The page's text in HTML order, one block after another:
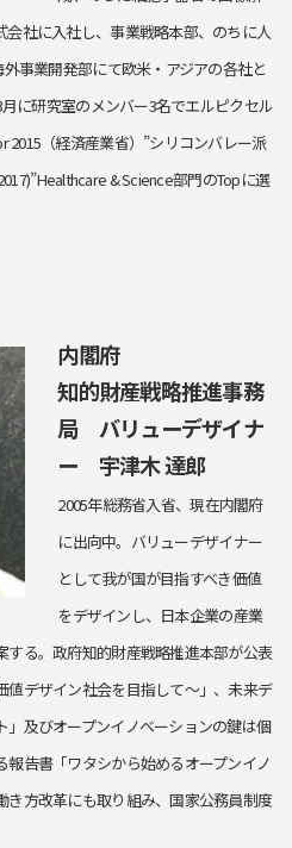
社に入社し、事業戦略本部、のちに人
事業開発部にて欧米・アジアの各社と
に研究室のメンバー3名でエルピクセル
2015（経済産業省）”シリコンバレー派
& Science部門のTopに選
内閣府
知的財産戦略推進事務
局 バリューデザイナ
ー 宇津木 達郎
2005年総務省入省、現在内閣府
に出向中。バリューデザイナー
として我が国が目指すべき価値
をデザインし、日本企業の産業
る。政府知的財産戦略推進本部が公表
値デザイン社会を目指して～」、未来デ
及びオープンイノベーションの鍵は個
告書「ワタシから始めるオープンイノ
き方改革にも取り組み、国家公務員制度